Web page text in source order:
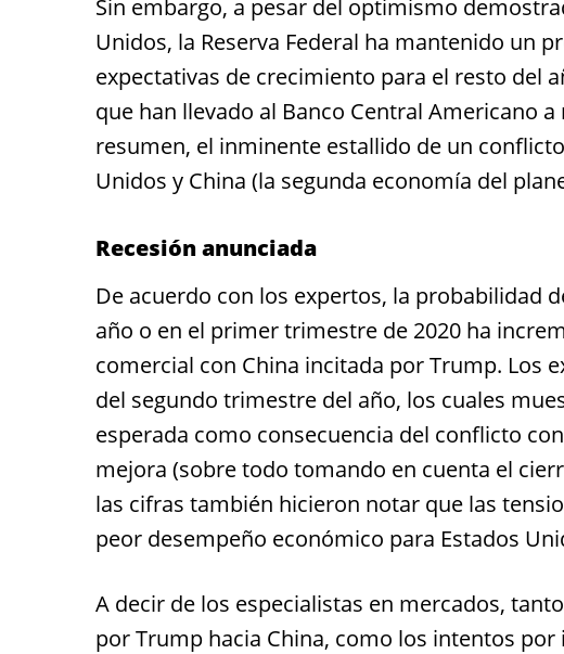
Sin embargo, a pesar del optimismo
Unidos, la Reserva Federal ha mantenido un
expectativas de crecimiento para el resto del
que han llevado al Banco Central Americano
resumen, el inminente estallido de un
Unidos y China (la segunda economía del
Recesión anunciada
De acuerdo con los expertos, la probabilidad
año o en el primer trimestre de 2020 ha
comercial con China incitada por Trump. Los
del segundo trimestre del año, los cuales
esperada como consecuencia del conflicto
mejora (sobre todo tomando en cuenta el
las cifras también hicieron notar que las
peor desempeño económico para Estados
A decir de los especialistas en mercados,
por Trump hacia China, como los intentos